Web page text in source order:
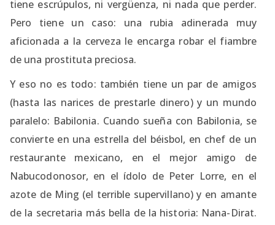
tiene escrúpulos, ni vergüenza, ni nada que perder.
Pero tiene un caso: una rubia adinerada muy
aficionada a la cerveza le encarga robar el fiambre
de una prostituta preciosa.
Y eso no es todo: también tiene un par de amigos
(hasta las narices de prestarle dinero) y un mundo
paralelo: Babilonia. Cuando sueña con Babilonia, se
convierte en una estrella del béisbol, en chef de un
restaurante mexicano, en el mejor amigo de
Nabucodonosor, en el ídolo de Peter Lorre, en el
azote de Ming (el terrible supervillano) y en amante
de la secretaria más bella de la historia: Nana-Dirat.